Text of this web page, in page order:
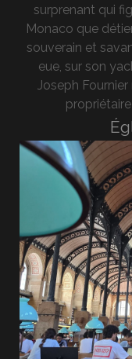
surprenant qui
Monaco que
souverain et
eue, sur son
Joseph